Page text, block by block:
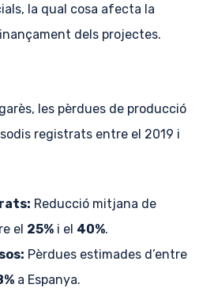
la qual cosa afecta la
dels projectes.
les pèrdues de producció
registrats entre el 2019 i
Reducció mitjana de
el 25%i el 40%.
Pèrdues estimades d’entre
a Espanya.